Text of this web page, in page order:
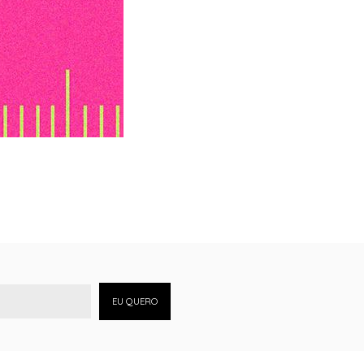
EU QUERO